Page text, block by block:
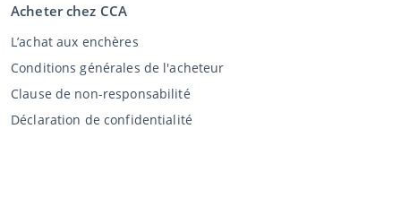
Acheter chez CCA
L’achat aux enchères
Conditions générales de l'acheteur
Clause de non-responsabilité
Déclaration de confidentialité